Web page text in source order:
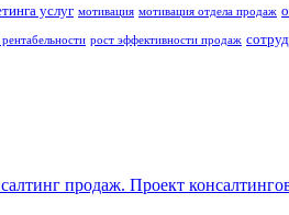
услуг мотивация мотивация отдела продаж
рост эффективности продаж